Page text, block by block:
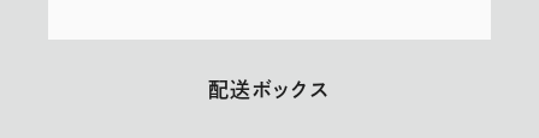
配送ボックス